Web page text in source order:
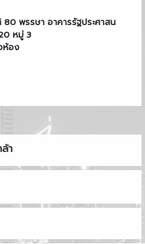
80 พรรษา อาคารรัฐประศาสน
หมู่ 3
ห้อง
า